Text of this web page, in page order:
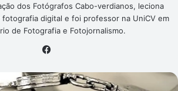
dos Fotógrafos Cabo-verdianos, leciona
fotografia digital e foi professor na UniCV em
de Fotografia e Fotojornalismo.